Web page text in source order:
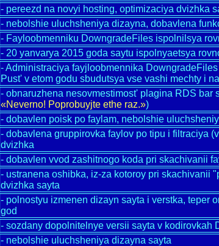
- pereezd na novyi hosting, optimizaciya dvizhka
- nebolshie uluchsheniya dizayna, dobavlena
- Fayloobmenniku DowngradeFiles ispolnilsya
- 20 yanvarya 2015 goda saytu ispolnyaetsya
- Administraciya fayjloobmennika
Pust' v etom godu sbudutsya vse vashi mechty i
- obnaruzhena nesovmestimost' plagina RDS
«Neverno! Poprobuyjte ethe raz.»)
- dobavlen poisk po faylam, nebolshie
- dobavlena gruppirovka faylov po tipu i filtraciya
dvizhka
- dobavlen vvod zashitnogo koda pri skachivanii
- ustranena oshibka, iz-za kotoroy pri skachivanii
dvizhka sayta
- polnostyu izmenen dizayn sayta i verstka, teper
god
- sozdany dopolnitelnye versii sayta v kodirovkah
- nebolshie uluchsheniya dizayna sayta